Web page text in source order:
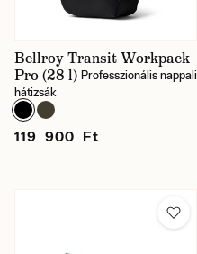
Raktáron
Bellroy Transit Workpack
Pro (28 l) Professzionális nappali
hátizsák
119 900 Ft